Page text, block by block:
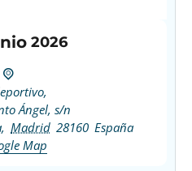
2026
Ángel, s/n
, Madrid 28160 España
Map